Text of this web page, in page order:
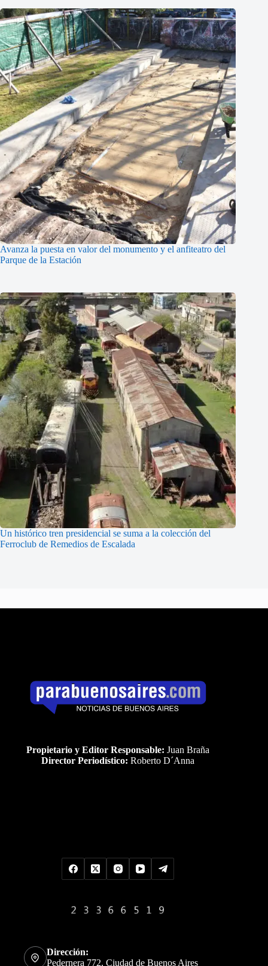
Avanza la puesta en valor del monumento y el anfiteatro del
Parque de la Estación
Un histórico tren presidencial se suma a la colección del
Ferroclub de Remedios de Escalada
Propietario y Editor Responsable: Juan Braña
Director Periodístico: Roberto D´Anna
Dirección:
Pedernera 772, Ciudad de Buenos Aires